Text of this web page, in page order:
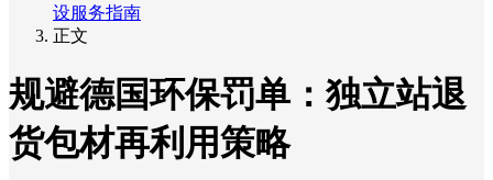
设服务指南
正文
规避德国环保罚单：独立站退
货包材再利用策略